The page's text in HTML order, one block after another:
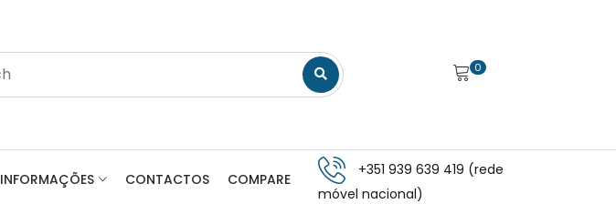
0
INFORMAÇÕES CONTACTOS COMPARE
+351 939 639 419 (rede
móvel nacional)